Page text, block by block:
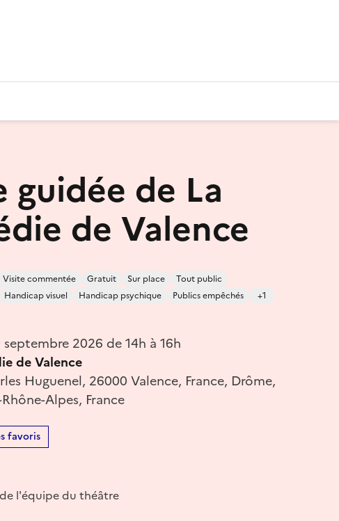
guidée de La
de Valence
Visite commentée Gratuit Sur place
Tout public
Handicap visuel Handicap psychique Publics empêchés +1
septembre 2026 de 14h à 16h
de Valence
Huguenel, 26000 Valence, France, Drôme,
Alpes, France
favoris
l'équipe du théâtre